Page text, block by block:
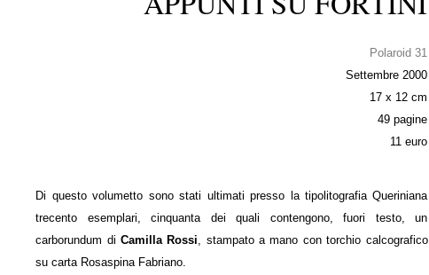
Polaroid 31
Settembre 2000
17 x 12 cm
49 pagine
11 euro
Di questo volumetto sono stati ultimati presso la tipolitografia Queriniana
trecento esemplari, cinquanta dei quali contengono, fuori testo, un
carborundum diCamilla Rossi , stampato a mano con torchio calcografico
su carta Rosaspina Fabriano.